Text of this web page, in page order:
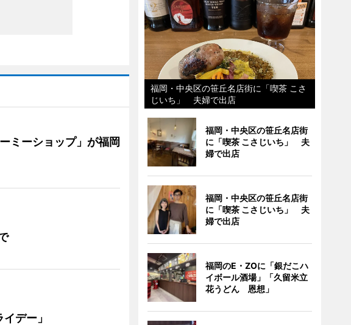
ミーショップ」が福岡
デー」
福岡・中央区の笹丘名店街に「喫茶 こさ
じいち」 夫婦で出店
福岡・中央区の笹丘名店街
に「喫茶 こさじいち」 夫
婦で出店
福岡・中央区の笹丘名店街
に「喫茶 こさじいち」 夫
婦で出店
福岡のE・ZOに「銀だこハ
イボール酒場」「久留米立
花うどん 恩想」